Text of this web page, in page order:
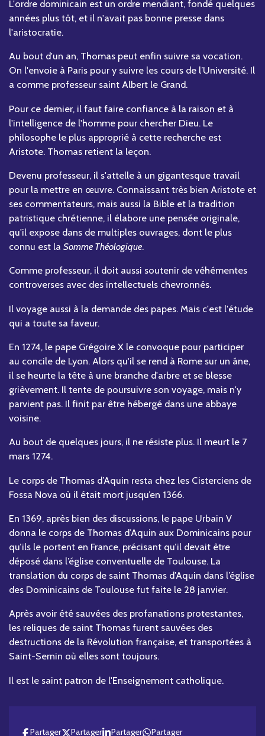
L'ordre dominicain est un ordre mendiant, fondé quelques
années plus tôt, et il n'avait pas bonne presse dans
l'aristocratie.
Au bout d'un an, Thomas peut enfin suivre sa vocation.
On l'envoie à Paris pour y suivre les cours de l’Université. Il
a comme professeur saint Albert le Grand.
Pour ce dernier, il faut faire confiance à la raison et à
l'intelligence de l'homme pour chercher Dieu. Le
philosophe le plus approprié à cette recherche est
Aristote. Thomas retient la leçon.
Devenu professeur, il s'attelle à un gigantesque travail
pour la mettre en œuvre. Connaissant très bien Aristote et
ses commentateurs, mais aussi la Bible et la tradition
patristique chrétienne, il élabore une pensée originale,
qu'il expose dans de multiples ouvrages, dont le plus
connu est la Somme Théologique.
Comme professeur, il doit aussi soutenir de véhémentes
controverses avec des intellectuels chevronnés.
Il voyage aussi à la demande des papes. Mais c'est l'étude
qui a toute sa faveur.
En 1274, le pape Grégoire X le convoque pour participer
au concile de Lyon. Alors qu'il se rend à Rome sur un âne,
il se heurte la tête à une branche d'arbre et se blesse
grièvement. Il tente de poursuivre son voyage, mais n'y
parvient pas. Il finit par être hébergé dans une abbaye
voisine.
Au bout de quelques jours, il ne résiste plus. Il meurt le 7
mars 1274.
Le corps de Thomas d’Aquin resta chez les Cisterciens de
Fossa Nova où il était mort jusqu’en 1366.
En 1369, après bien des discussions, le pape Urbain V
donna le corps de Thomas d’Aquin aux Dominicains pour
qu’ils le portent en France, précisant qu’il devait être
déposé dans l’église conventuelle de Toulouse. La
translation du corps de saint Thomas d’Aquin dans l’église
des Dominicains de Toulouse fut faite le 28 janvier.
Après avoir été sauvées des profanations protestantes,
les reliques de saint Thomas furent sauvées des
destructions de la Révolution française, et transportées à
Saint-Sernin où elles sont toujours.
Il est le saint patron de l'Enseignement catholique.
Partager Partager Partager Partager